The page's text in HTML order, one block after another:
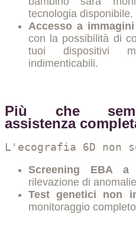
tecnologia disponibile.
Accesso a
con la possibilità di
tuoi dispositivi
indimenticabili.
Più che
assistenza
L'ecografia 6D non
Screening EBA a
rilevazione di
Test genetici non
monitoraggio